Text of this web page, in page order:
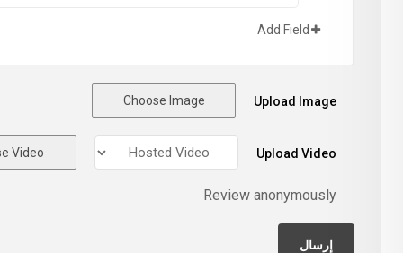
Add Field
Upload Image
Choose Image
Upload Video
Video
Review anonymously